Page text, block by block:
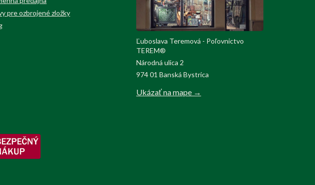
pre ozbrojené zložky
Ľuboslava Teremová - Poľovnictvo
TEREM®
Národná ulica 2
974 01 Banská Bystrica
Ukázať na mape →